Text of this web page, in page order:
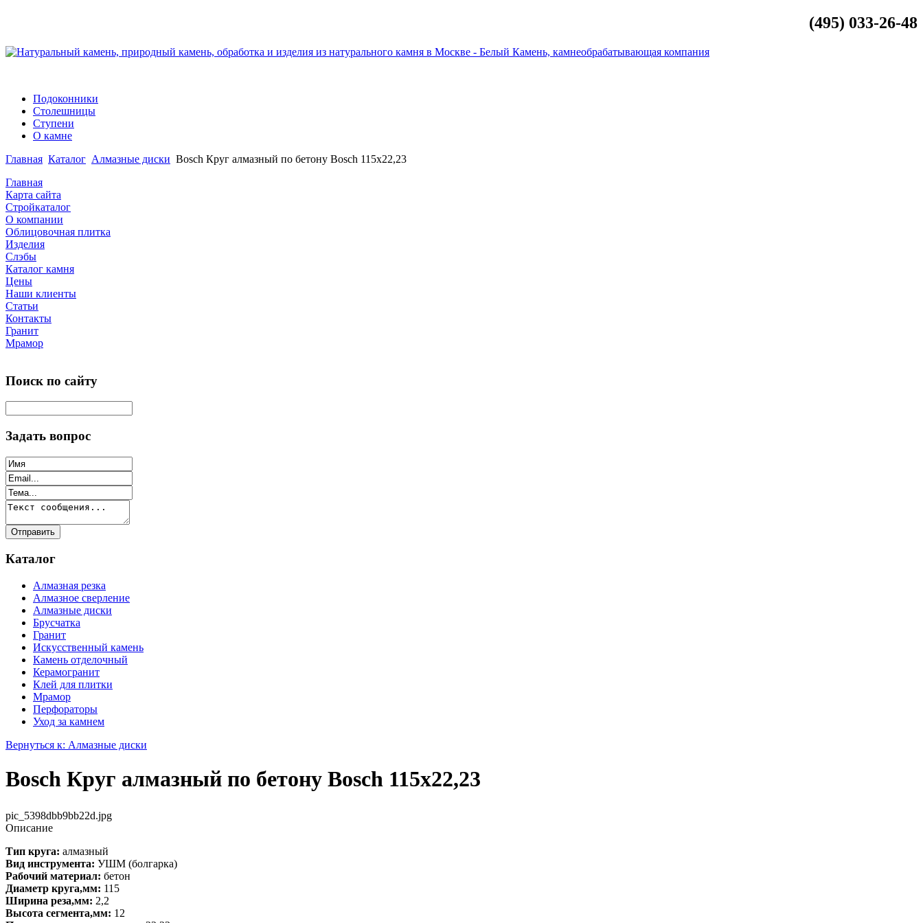
(495) 033-26-48
Подоконники
Столешницы
Ступени
О камне
Главная Каталог Алмазные диски Bosch Круг алмазный по бетону Bosch 115х22,23
Главная
Карта сайта
Стройкаталог
О компании
Облицовочная плитка
Изделия
Слэбы
Каталог камня
Цены
Наши клиенты
Статьи
Контакты
Гранит
Мрамор
Поиск по сайту
Задать вопрос
Каталог
Алмазная резка
Алмазное сверление
Алмазные диски
Брусчатка
Гранит
Искусственный камень
Камень отделочный
Керамогранит
Клей для плитки
Мрамор
Перфораторы
Уход за камнем
Вернуться к: Алмазные диски
Bosch Круг алмазный по бетону Bosch 115х22,23
pic_5398dbb9bb22d.jpg
Описание
Тип круга: алмазный
Вид инструмента: УШМ (болгарка)
Рабочий материал: бетон
Диаметр круга,мм: 115
Ширина реза,мм: 2,2
Высота сегмента,мм: 12